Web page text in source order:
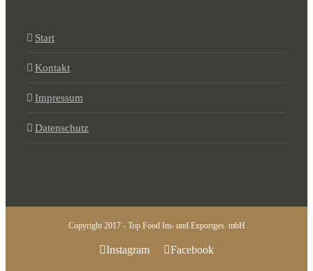
Start
Kontakt
Impressum
Datenschutz
Copyright 2017 - Top Food Im- und Exportges. mbH
Instagram Facebook